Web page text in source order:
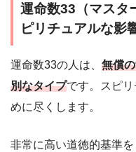
運命数33（マスタ
ピリチュアルな影
運命数33の人は、 無償
別なタイプです。スピ
めに尽くします。
非常に高い道徳的基準